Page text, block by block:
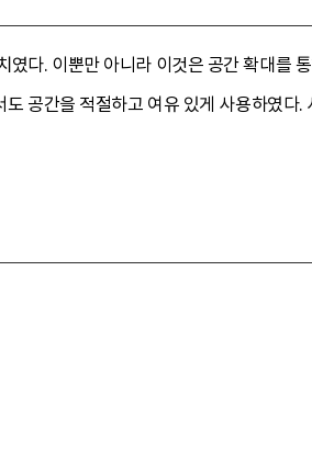
다. 이뿐만 아니라 이것은 공간 확대를
공간을 적절하고 여유 있게 사용하였다.